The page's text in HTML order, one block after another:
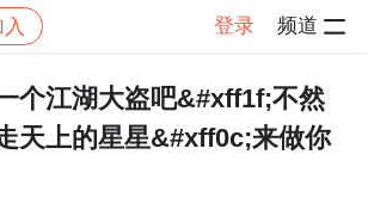
登录 频道
感慨 帖子详情
个江湖大盗吧&#xff1f;不然
天上的星星&#xff0c;来做你